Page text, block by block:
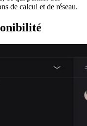
de calcul et de réseau.